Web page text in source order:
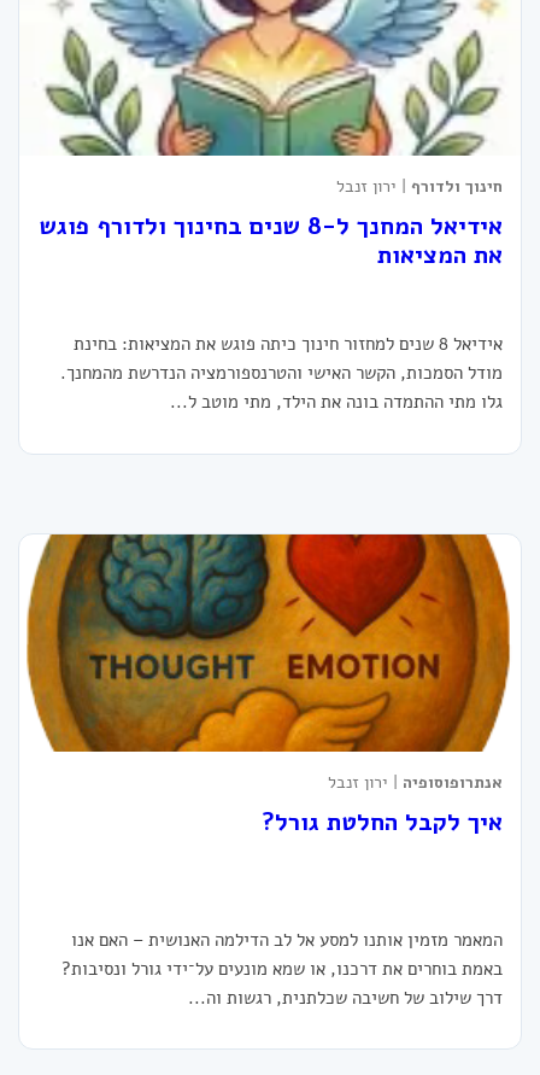
חינוך ולדורף | ירון זנבל
אידיאל המחנך ל-8 שנים בחינוך ולדורף פוגש
את המציאות
אידיאל 8 שנים למחזור חינוך כיתה פוגש את המציאות: בחינת
מודל הסמכות, הקשר האישי והטרנספורמציה הנדרשת מהמחנך.
גלו מתי ההתמדה בונה את הילד, מתי מוטב ל...
אנתרופוסופיה | ירון זנבל
איך לקבל החלטת גורל?
המאמר מזמין אותנו למסע אל לב הדילמה האנושית – האם אנו
באמת בוחרים את דרכנו, או שמא מונעים על־ידי גורל ונסיבות?
דרך שילוב של חשיבה שכלתנית, רגשות וה...